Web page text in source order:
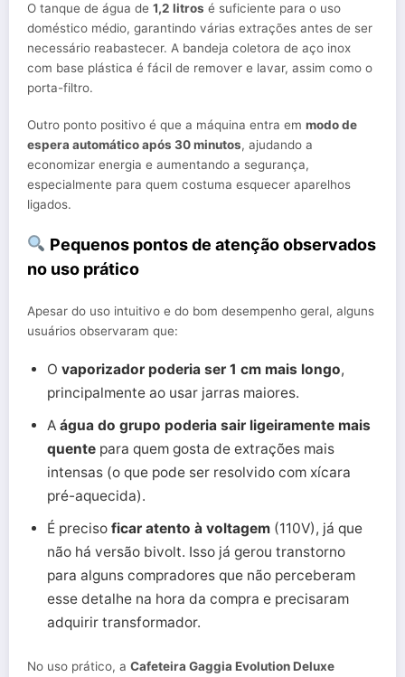
O tanque de água de 1,2 litros é suficiente para o uso
doméstico médio, garantindo várias extrações antes de ser
necessário reabastecer. A bandeja coletora de aço inox
com base plástica é fácil de remover e lavar, assim como o
porta-filtro.
Outro ponto positivo é que a máquina entra em modo de
espera automático após 30 minutos, ajudando a
economizar energia e aumentando a segurança,
especialmente para quem costuma esquecer aparelhos
ligados.
Pequenos pontos de atenção observados
no uso prático
Apesar do uso intuitivo e do bom desempenho geral, alguns
usuários observaram que:
O vaporizador poderia ser 1 cm mais longo,
principalmente ao usar jarras maiores.
A água do grupo poderia sair ligeiramente mais
quente para quem gosta de extrações mais
intensas (o que pode ser resolvido com xícara
pré-aquecida).
É preciso ficar atento à voltagem (110V), já que
não há versão bivolt. Isso já gerou transtorno
para alguns compradores que não perceberam
esse detalhe na hora da compra e precisaram
adquirir transformador.
No uso prático, a Cafeteira Gaggia Evolution Deluxe